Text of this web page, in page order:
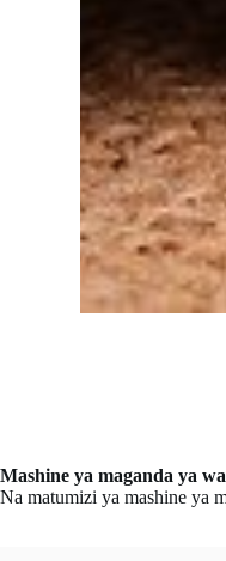
Mashine ya maganda ya
Na matumizi ya mashine ya